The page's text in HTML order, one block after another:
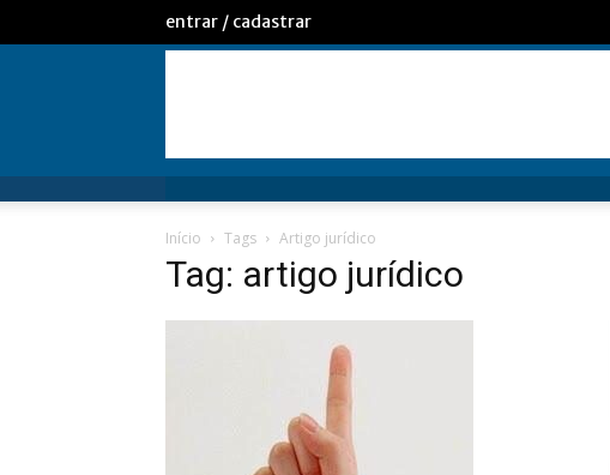
entrar / cadastrar
Início Tags Artigo jurídico
Tag: artigo jurídico